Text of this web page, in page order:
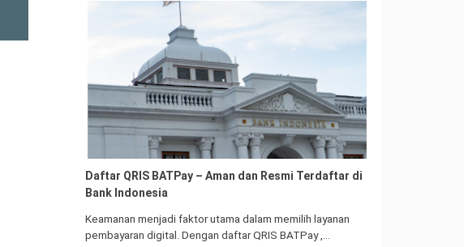
Daftar QRIS BATPay – Aman dan Resmi Terdaftar di
Bank Indonesia
Keamanan menjadi faktor utama dalam memilih layanan
pembayaran digital. Dengan daftar QRIS BATPay ,…